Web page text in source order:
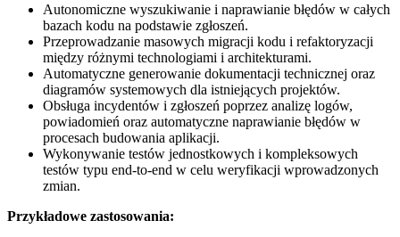
Autonomiczne wyszukiwanie i naprawianie błędów w całych
bazach kodu na podstawie zgłoszeń.
Przeprowadzanie masowych migracji kodu i refaktoryzacji
między różnymi technologiami i architekturami.
Automatyczne generowanie dokumentacji technicznej oraz
diagramów systemowych dla istniejących projektów.
Obsługa incydentów i zgłoszeń poprzez analizę logów,
powiadomień oraz automatyczne naprawianie błędów w
procesach budowania aplikacji.
Wykonywanie testów jednostkowych i kompleksowych
testów typu end-to-end w celu weryfikacji wprowadzonych
zmian.
Przykładowe zastosowania: